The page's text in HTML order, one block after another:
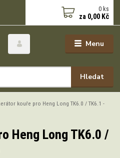
Menu
Hledat
0 ks
za 0,00 Kč
kouře pro Heng Long TK6.0 / TK6.1 -
Heng Long TK6.0 /